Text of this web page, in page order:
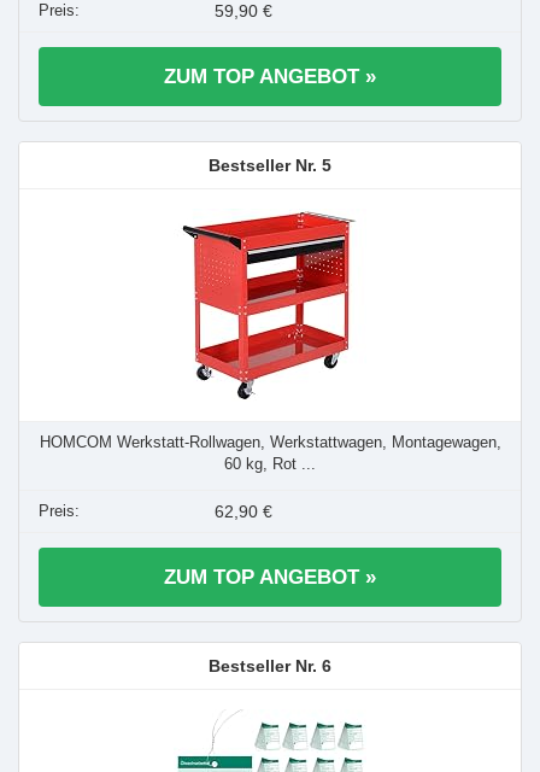
59,90 €
ZUM TOP ANGEBOT »
5
HOMCOM Werkstatt-Rollwagen, Werkstattwagen, Montagewagen,
60 kg, Rot ...
62,90 €
ZUM TOP ANGEBOT »
6